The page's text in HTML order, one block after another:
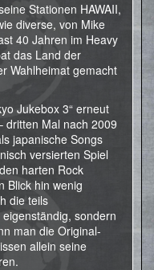
Stationen HAWAII,
diverse, von Mike
40 Jahren im Heavy
das Land der
Wahlheimat gemacht
Jukebox 3“ erneut
dritten Mal nach 2009
japanische Songs
versierten Spiel
harten Rock
Blick hin wenig
die teils
sondern
man die Original-
allein seine